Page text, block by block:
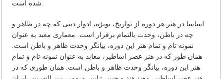
شده است.
اساسا در هنر هر دوره از تواریخ، بویژه، ادوار دینی که چه در ظاهر و
چه در باطن، وحدت بالتمام برقرار است. معماری معبد به عنوان
نمونه تام و تمام هنر این دوره، بیانگر وحدت ظاهر و باطن است.
همان طور که در هنر عصر اساطیر، معابد به عنوان نمونه تام و تمام
هنر این دوره، بیانگر وحدت ظاهر و باطن است. همان طوری که در